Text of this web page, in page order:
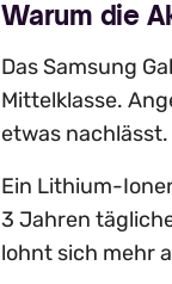
Warum die
Das Samsung
Mittelklasse.
etwas nachlässt.
Ein Lithium-
3 Jahren
lohnt sich mehr